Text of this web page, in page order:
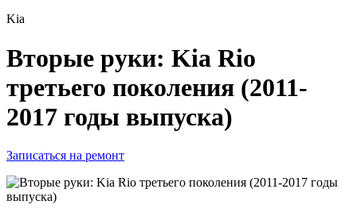
Kia
Вторые руки: Kia Rio
третьего поколения (2011-
2017 годы выпуска)
Записаться на ремонт